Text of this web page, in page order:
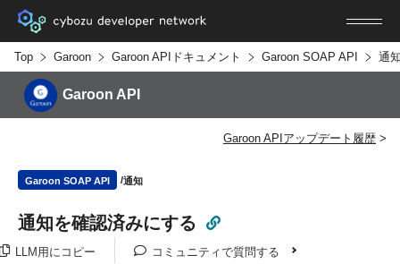
Top Garoon Garoon APIドキュメント Garoon SOAP API 通
Garoon API
Garoon APIアップデート履歴
Garoon SOAP API 通知
通知を確認済みにする
LLM用にコピー コミュニティで質問する